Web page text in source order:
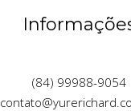
(84) 99988-9054